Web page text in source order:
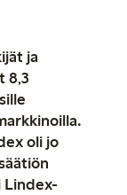
ja
8,3
oli jo
Lindex-